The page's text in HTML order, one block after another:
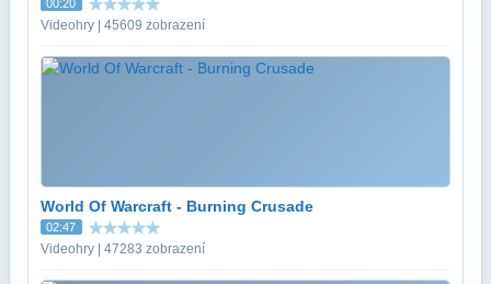
00:20
Videohry | 45609 zobrazení
World Of Warcraft - Burning Crusade
02:47
Videohry | 47283 zobrazení